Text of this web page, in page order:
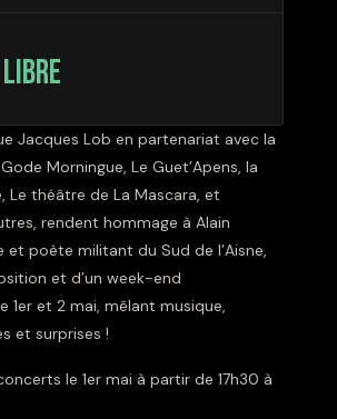
Jacques Lob en partenariat avec la
Morningue, Le Guet’Apens, la
Le théâtre de La Mascara, et
rendent hommage à Alain
et poète militant du Sud de l’Aisne,
et d’un week-end
1er et 2 mai, mêlant musique,
et surprises !
le 1er mai à partir de 17h30 à